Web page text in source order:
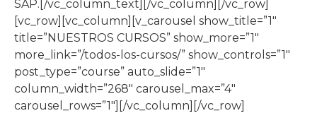
SAP.[/vc_column_text][/vc_column][/vc_row]
[vc_row][vc_column][v_carousel show_title=”1″
title=”NUESTROS CURSOS” show_more=”1″
more_link=”/todos-los-cursos/” show_controls=”1″
post_type=”course” auto_slide=”1″
column_width=”268″ carousel_max=”4″
carousel_rows=”1″][/vc_column][/vc_row]